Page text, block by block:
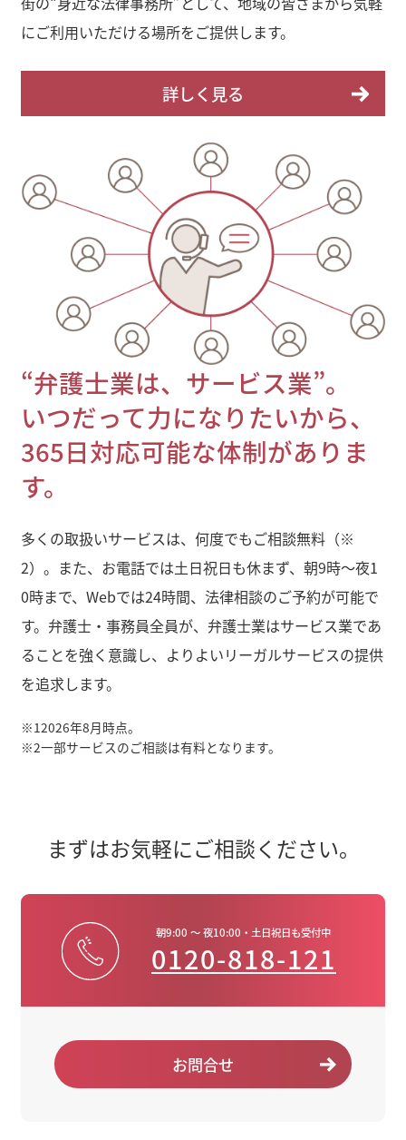
にご利用いただける場所をご提供します。
詳しく見る
“弁護士業は、サービス業”。
いつだって力になりたいから、
365日対応可能な体制がありま
す。
多くの取扱いサービスは、何度でもご相談無料（※
2）。また、お電話では土日祝日も休まず、朝9時～夜1
0時まで、Webでは24時間、法律相談のご予約が可能で
す。弁護士・事務員全員が、弁護士業はサービス業であ
ることを強く意識し、よりよいリーガルサービスの提供
を追求します。
※12026年8月時点。
※2一部サービスのご相談は有料となります。
まずはお気軽にご相談ください。
朝9:00 ～ 夜10:00・土日祝日も受付中
0120-818-121
お問合せ